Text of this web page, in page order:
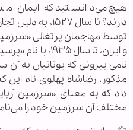
هیچ می‌دانستید که ایمان
دارند؟ تا سال
توسط مهاجمان پرتغالی
و ایران، تا سال
نامی بیرونی که یونانیان به
مذکور، رضاشاه پهلوی نام این
داد که به معنای «سرزمین
مختلف آن سرزمین خود را